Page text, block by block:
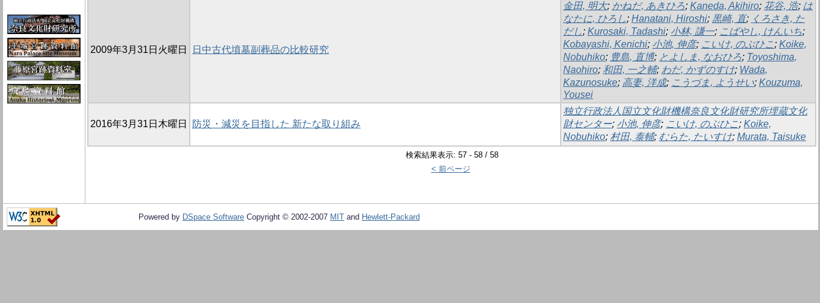
2009年3月31日火曜日 日中古代墳墓副葬品の比較研究
金田, 明大; かねだ, あきひろ; Kaneda, Akihiro; 花谷, 浩; は
なたに, ひろし; Hanatani, Hiroshi; 黒崎, 直; くろさき, た
だし; Kurosaki, Tadashi; 小林, 謙一; こばやし, けんいち;
Kobayashi, Kenichi; 小池, 伸彦; こいけ, のぶひこ; Koike,
Nobuhiko; 豊島, 直博; とよしま, なおひろ; Toyoshima,
Naohiro; 和田, 一之輔; わだ, かずのすけ; Wada,
Kazunosuke; 高妻, 洋成; こうづま, ようせい; Kouzuma,
Yousei
2016年3月31日木曜日 防災・減災を目指した 新たな取り組み
独立行政法人国立文化財機構奈良文化財研究所埋蔵文化
財センター; 小池, 伸彦; こいけ, のぶひこ; Koike,
Nobuhiko; 村田, 泰輔; むらた, たいすけ; Murata, Taisuke
検索結果表示: 57 - 58 / 58
< 前ページ
Powered by DSpace Software Copyright © 2002-2007 MIT and Hewlett-Packard